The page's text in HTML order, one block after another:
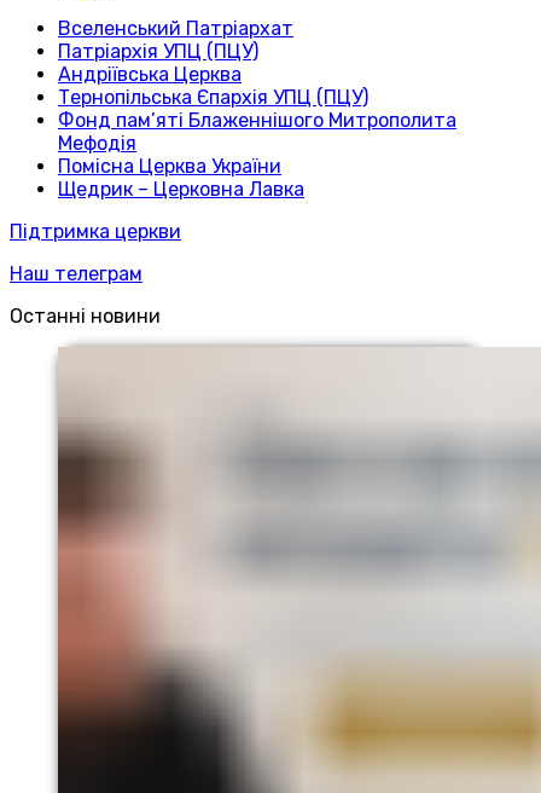
Вселенський Патріархат
Патріархія УПЦ (ПЦУ)
Андріївська Церква
Тернопільська Єпархія УПЦ (ПЦУ)
Фонд пам’яті Блаженнішого Митрополита
Мефодія
Помісна Церква України
Щедрик – Церковна Лавка
Підтримка церкви
Наш телеграм
Останні новини